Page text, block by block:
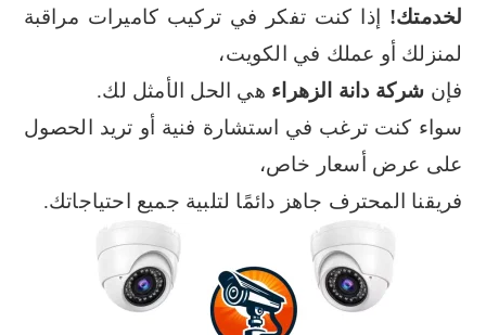
لخدمتك! إذا كنت تفكر في تركيب كاميرات مراقبة
لمنزلك أو عملك في الكويت،
فإن شركة دانة الزهراء هي الحل الأمثل لك.
سواء كنت ترغب في استشارة فنية أو تريد الحصول
على عرض أسعار خاص،
فريقنا المحترف جاهز دائمًا لتلبية جميع احتياجاتك.